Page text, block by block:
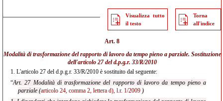
Visualizza tutto
il testo
Torna
all'indice
Art. 8
Modalità di trasformazione del rapporto di lavoro da tempo pieno a parziale. Sostituzione
dell'articolo 27 del d.p.g.r. 33/R/2010
1. L'articolo 27 del d.p.g.r. 33/R/2010 è sostituito dal seguente:
“Art. 27 Modalità di trasformazione del rapporto di lavoro da tempo pieno a
parziale (articolo 24, comma 2, lettera d), l.r. 1/2009 )